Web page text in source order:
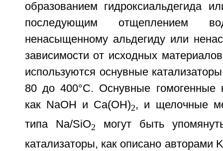
образованием гидроксиальдегида
последующим отщеплением
ненасыщенному альдегиду или
зависимости от исходных
используются оснувные
80 до 400°С. Оснувные гомогенные
как NaOH и Са(ОН)2, и щелочные
типа Na/SiO2
могут быть
катализаторы, как описано авторами